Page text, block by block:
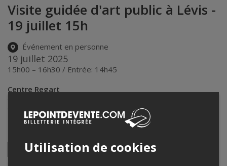
Visite guidée d'art public à Lévis -
19 juillet 15h
Événement en personne
19 juillet 2025
15h00 – 16h30 / Entrée: 14h45
Centre Regart
Facebook
Twitter
Utilisation de cookies